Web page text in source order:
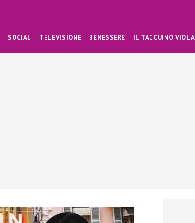
SOCIAL TELEVISIONE BENESSERE IL TACCUINO VIOLA